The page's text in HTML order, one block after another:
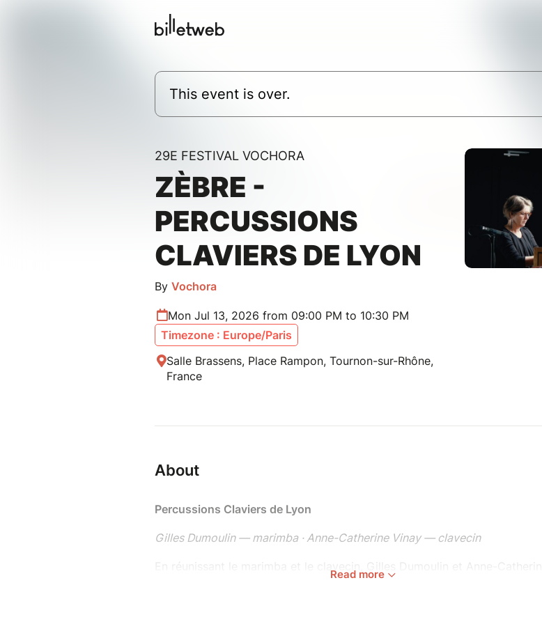
This event is over.
29E FESTIVAL VOCHORA
ZÈBRE -
PERCUSSIONS
CLAVIERS DE LYON
By Vochora
Mon Jul 13, 2026 from 09:00 PM to 10:30 PM
Timezone : Europe/Paris
Salle Brassens, Place Rampon, Tournon-sur-Rhône,
France
About
Percussions Claviers de Lyon
Gilles Dumoulin — marimba · Anne-Catherine Vinay — clavecin
En réunissant le marimba et le clavecin, Gilles Dumoulin et Anne-Catherine
Read more